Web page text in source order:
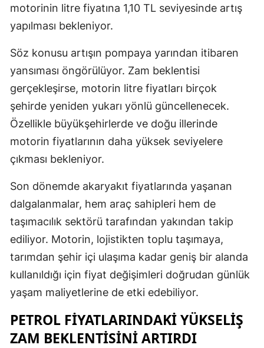
motorinin litre fiyatına 1,10 TL seviyesinde artış
yapılması bekleniyor.
Söz konusu artışın pompaya yarından itibaren
yansıması öngörülüyor. Zam beklentisi
gerçekleşirse, motorin litre fiyatları birçok
şehirde yeniden yukarı yönlü güncellenecek.
Özellikle büyükşehirlerde ve doğu illerinde
motorin fiyatlarının daha yüksek seviyelere
çıkması bekleniyor.
Son dönemde akaryakıt fiyatlarında yaşanan
dalgalanmalar, hem araç sahipleri hem de
taşımacılık sektörü tarafından yakından takip
ediliyor. Motorin, lojistikten toplu taşımaya,
tarımdan şehir içi ulaşıma kadar geniş bir alanda
kullanıldığı için fiyat değişimleri doğrudan günlük
yaşam maliyetlerine de etki edebiliyor.
PETROL FIYATLARINDAKI YÜKSELIŞ
ZAM BEKLENTISINI ARTIRDI